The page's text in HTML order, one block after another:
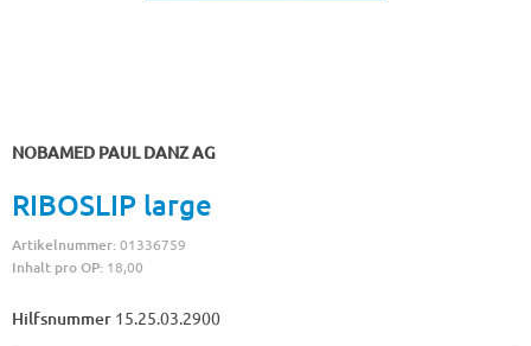
NOBAMED PAUL DANZ AG
RIBOSLIP large
Artikelnummer:01336759
Inhalt pro OP: 18,00
Hilfsnummer 15.25.03.2900